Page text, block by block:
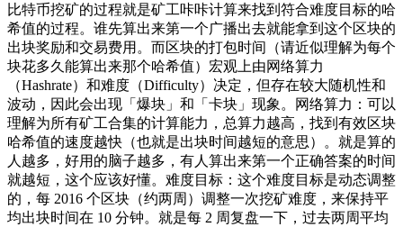
比特币挖矿的过程就是矿工咔咔计算来找到符合难度目标的哈
希值的过程。谁先算出来第一个广播出去就能拿到这个区块的
出块奖励和交易费用。而区块的打包时间（请近似理解为每个
块花多久能算出来那个哈希值）宏观上由网络算力
（Hashrate）和难度（Difficulty）决定，但存在较大随机性和
波动，因此会出现「爆块」和「卡块」现象。网络算力：可以
理解为所有矿工合集的计算能力，总算力越高，找到有效区块
哈希值的速度越快（也就是出块时间越短的意思）。就是算的
人越多，好用的脑子越多，有人算出来第一个正确答案的时间
就越短，这个应该好懂。难度目标：这个难度目标是动态调整
的，每 2016 个区块（约两周）调整一次挖矿难度，来保持平
均出块时间在 10 分钟。就是每 2 周复盘一下，过去两周平均